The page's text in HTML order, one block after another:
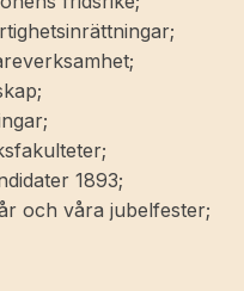
1893;
och våra jubelfester;